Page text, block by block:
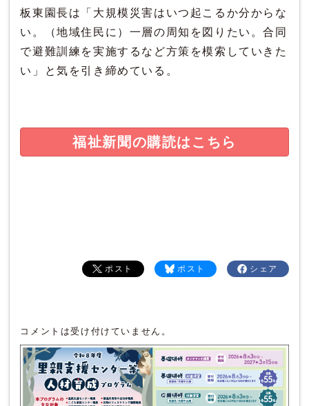
板東園長は「大規模災害はいつ起こるか分からな
い。（地域住民に）一層の周知を図りたい。合同
で避難訓練を実施するなど方策を模索していきた
い」と気を引き締めている。
福祉新聞の購読はこちら
シェア
ポスト
ポスト
コメントは受け付けていません。